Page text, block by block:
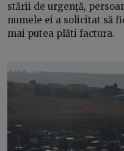
stării de urgență,
numele ei a solicitat să
mai putea plăti factura.